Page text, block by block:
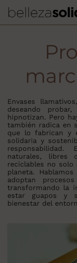
Envases
deseando
hipnotizan. Pero
también radica en
que lo fabrican y
solidaria y
responsabilidad.
naturales, libres
reciclables no solo
planeta.
adoptan
transformando la
estar guapos y
bienestar del